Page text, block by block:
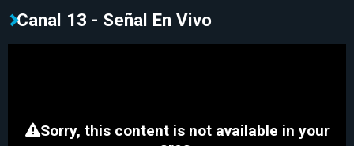
Canal 13 - Señal En Vivo